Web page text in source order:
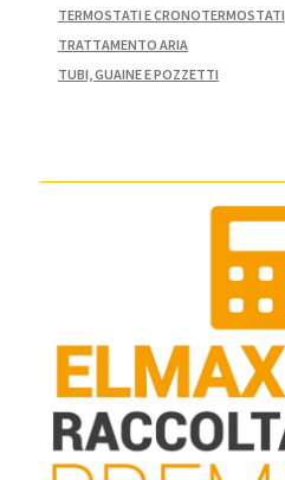
TERMOSTATI E CRONOTERMOSTATI
TRATTAMENTO ARIA
TUBI, GUAINE E POZZETTI